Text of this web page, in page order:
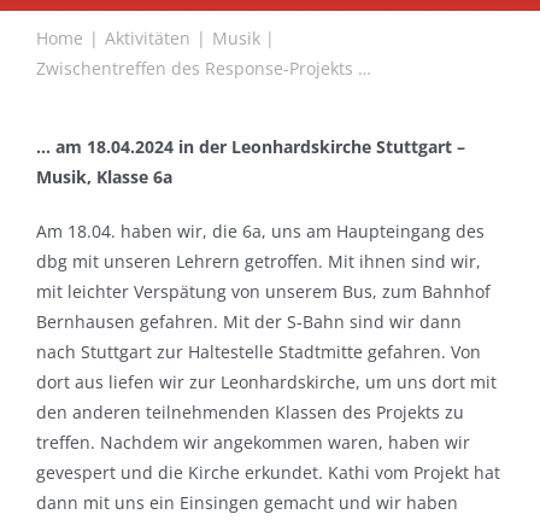
Home Aktivitäten
Musik
Zwischentreffen des Response-Projekts …
… am 18.04.2024 in der Leonhardskirche Stuttgart –
Musik, Klasse 6a
Am 18.04. haben wir, die 6a, uns am Haupteingang des
dbg mit unseren Lehrern getroffen. Mit ihnen sind wir,
mit leichter Verspätung von unserem Bus, zum Bahnhof
Bernhausen gefahren. Mit der S‑Bahn sind wir dann
nach Stuttgart zur Haltestelle Stadtmitte gefahren. Von
dort aus liefen wir zur Leonhardskirche, um uns dort mit
den anderen teilnehmenden Klassen des Projekts zu
treffen. Nachdem wir angekommen waren, haben wir
gevespert und die Kirche erkundet. Kathi vom Projekt hat
dann mit uns ein Einsingen gemacht und wir haben